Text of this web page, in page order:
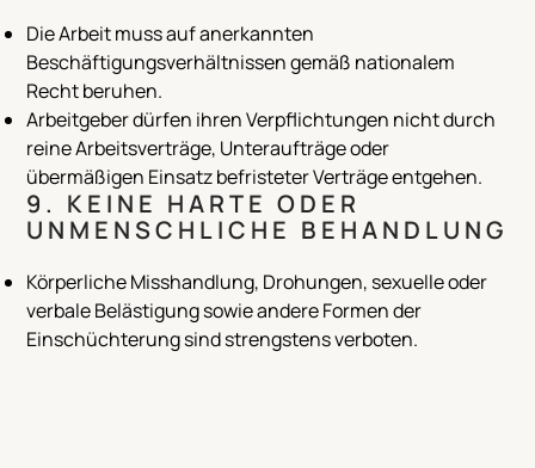
Die Arbeit muss auf anerkannten
Beschäftigungsverhältnissen gemäß nationalem
Recht beruhen.
Arbeitgeber dürfen ihren Verpflichtungen nicht durch
reine Arbeitsverträge, Unteraufträge oder
übermäßigen Einsatz befristeter Verträge entgehen.
9. KEINE HARTE ODER
UNMENSCHLICHE BEHANDLUNG
Körperliche Misshandlung, Drohungen, sexuelle oder
verbale Belästigung sowie andere Formen der
Einschüchterung sind strengstens verboten.